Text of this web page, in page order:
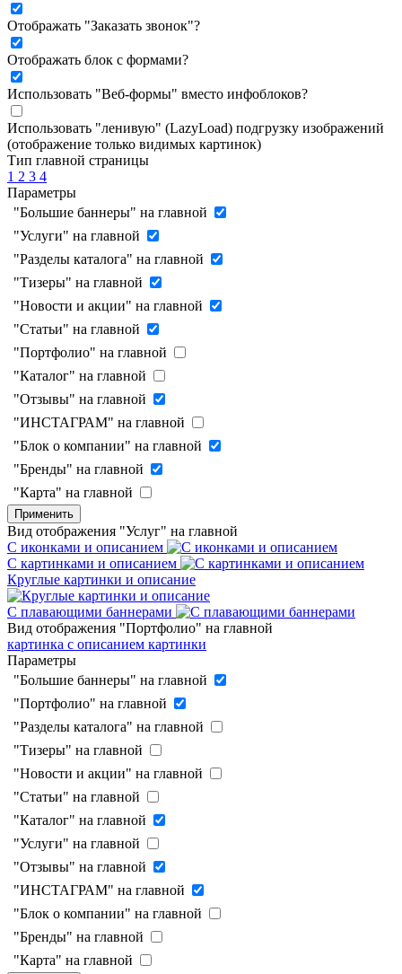
Отображать "Заказать звонок"?
Отображать блок с формами?
Использовать "Веб-формы" вместо инфоблоков?
Использовать "ленивую" (LazyLoad) подгрузку изображений
(отображение только видимых картинок)
Тип главной страницы
1 2 3 4
Параметры
"Большие баннеры" на главной
"Услуги" на главной
"Разделы каталога" на главной
"Тизеры" на главной
"Новости и акции" на главной
"Статьи" на главной
"Портфолио" на главной
"Каталог" на главной
"Отзывы" на главной
"ИНСТАГРАМ" на главной
"Блок о компании" на главной
"Бренды" на главной
"Карта" на главной
Применить
Вид отображения "Услуг" на главной
С иконками и описанием
С картинками и описанием
Круглые картинки и описание
С плавающими баннерами
Вид отображения "Портфолио" на главной
картинка с описанием картинки
Параметры
"Большие баннеры" на главной
"Портфолио" на главной
"Разделы каталога" на главной
"Тизеры" на главной
"Новости и акции" на главной
"Статьи" на главной
"Каталог" на главной
"Услуги" на главной
"Отзывы" на главной
"ИНСТАГРАМ" на главной
"Блок о компании" на главной
"Бренды" на главной
"Карта" на главной